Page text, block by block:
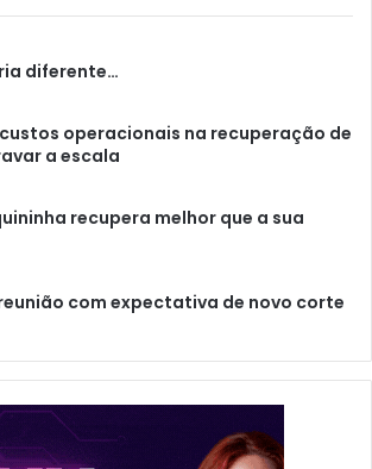
diferente…
operacionais na recuperação de
a escala
recupera melhor que a sua
com expectativa de novo corte